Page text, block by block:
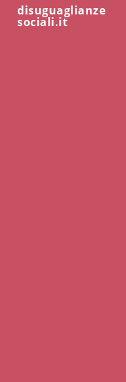
disuguaglianze
sociali.it